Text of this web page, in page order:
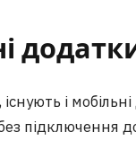
існують і
підключення